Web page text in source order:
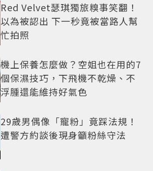
Red Velvet瑟琪獨旅糗事笑翻！
以為被認出 下一秒竟被當路人幫
忙拍照
機上保養怎麼做？空姐也在用的7
個保濕技巧，下飛機不乾燥、不
浮腫還能維持好氣色
29歲男偶像「寵粉」竟踩法規！
遭警方約談後現身籲粉絲守法